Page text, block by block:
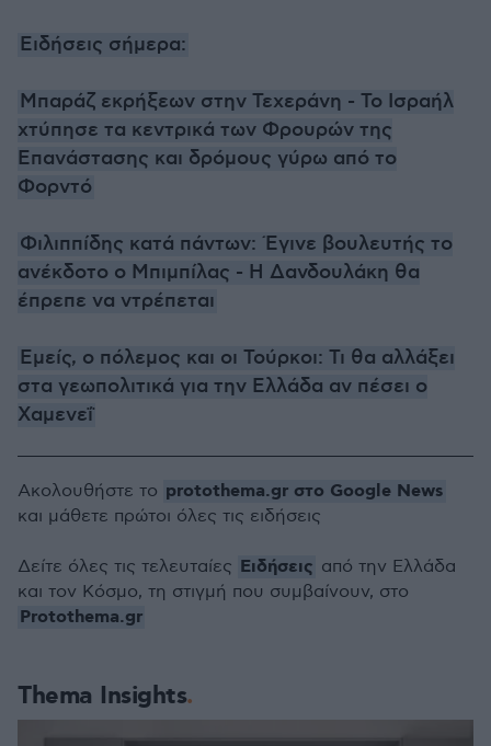
Ειδήσεις σήμερα:
Μπαράζ εκρήξεων στην Τεχεράνη - Το Ισραήλ
χτύπησε τα κεντρικά των Φρουρών της
Επανάστασης και δρόμους γύρω από το
Φορντό
Φιλιππίδης κατά πάντων: Έγινε βουλευτής το
ανέκδοτο ο Μπιμπίλας - Η Δανδουλάκη θα
έπρεπε να ντρέπεται
Εμείς, ο πόλεμος και οι Τούρκοι: Τι θα αλλάξει
στα γεωπολιτικά για την Ελλάδα αν πέσει ο
Χαμενεΐ
Thema Insights
Ακολουθήστε το protothema.gr στο Google News
και μάθετε πρώτοι όλες τις ειδήσεις
Δείτε όλες τις τελευταίες Ειδήσεις από την Ελλάδα
και τον Κόσμο, τη στιγμή που συμβαίνουν, στο
Protothema.gr